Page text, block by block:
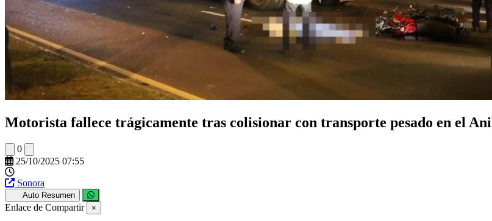
Motorista fallece trágicamente tras colisionar con transporte pesado en el
0
25/10/2025 07:55
Sonora
Auto Resumen
Enlace de Compartir ×